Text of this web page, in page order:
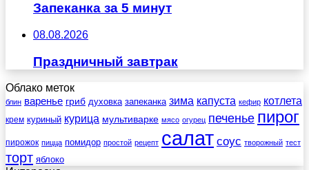
Запеканка за 5 минут
08.08.2026
Праздничный завтрак
Облако меток
блин варенье гриб духовка запеканка зима капуста кефир котлета
крем куриный курица мультиварке мясо огурец печенье пирог
пирожок пицца помидор простой рецепт салат соус творожный тест
торт яблоко